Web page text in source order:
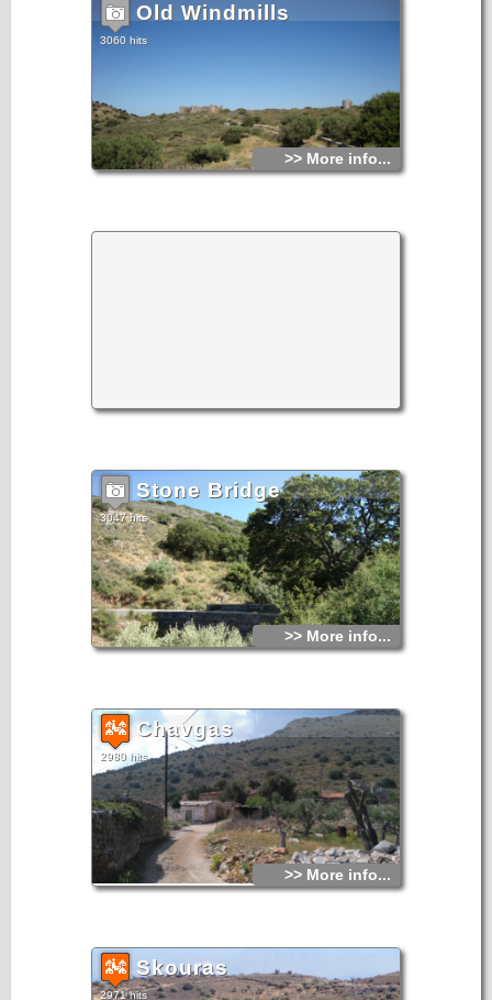
Old Windmills
3060 hits
>> More info...
Stone Bridge
3047 hits
>> More info...
Chavgas
2980 hits
>> More info...
Skouras
2971 hits